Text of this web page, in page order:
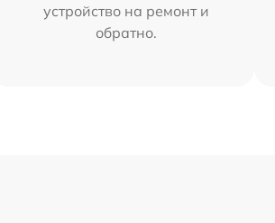
устройство на ремонт и
обратно.